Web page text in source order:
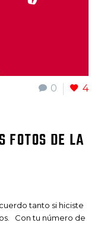
0 4
FOTOS DE LA
tanto si hiciste
Con tu número de